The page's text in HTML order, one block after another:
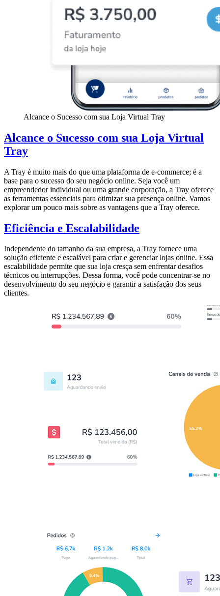
Alcance o Sucesso com sua Loja Virtual Tray
Alcance o Sucesso com sua Loja Virtual
Tray
A Tray é muito mais do que uma plataforma de e-commerce; é a
base para o sucesso do seu negócio online. Seja você um
empreendedor individual ou uma grande corporação, a Tray oferece
as ferramentas essenciais para otimizar sua presença online. Vamos
explorar um pouco mais sobre as vantagens que a Tray oferece.
Eficiência e Escalabilidade
Independente do tamanho da sua empresa, a Tray fornece uma
solução eficiente e escalável para criar e gerenciar lojas online. Essa
escalabilidade permite que sua loja cresça sem enfrentar desafios
técnicos ou interrupções. Dessa forma, você pode concentrar-se no
desenvolvimento do seu negócio e garantir a satisfação dos seus
clientes.